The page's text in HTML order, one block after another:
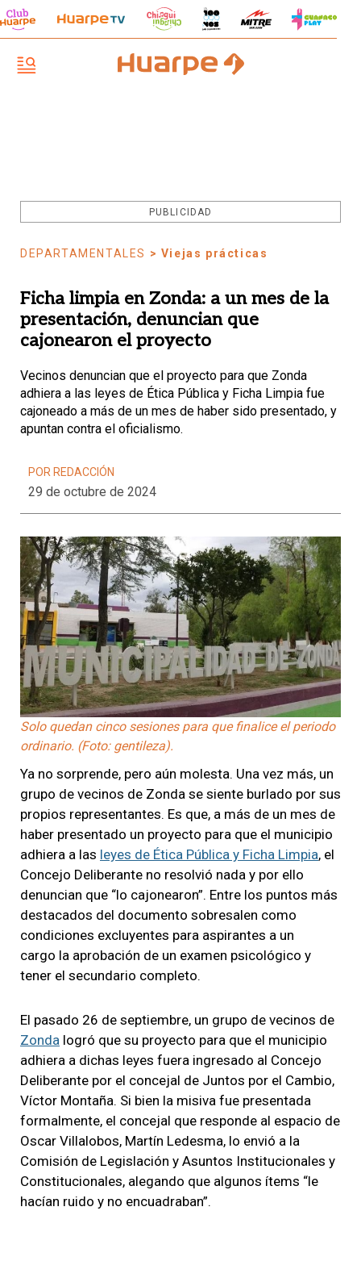
PUBLICIDAD
DEPARTAMENTALES > Viejas prácticas
Ficha limpia en Zonda: a un mes de la
presentación, denuncian que
cajonearon el proyecto
Vecinos denuncian que el proyecto para que Zonda
adhiera a las leyes de Ética Pública y Ficha Limpia fue
cajoneado a más de un mes de haber sido presentado, y
apuntan contra el oficialismo.
POR REDACCIÓN
29 de octubre de 2024
Solo quedan cinco sesiones para que finalice el periodo
ordinario. (Foto: gentileza).
Ya no sorprende, pero aún molesta. Una vez más, un
grupo de vecinos de Zonda se siente burlado por sus
propios representantes. Es que, a más de un mes de
haber presentado un proyecto para que el municipio
adhiera a las leyes de Ética Pública y Ficha Limpia, el
Concejo Deliberante no resolvió nada y por ello
denuncian que “lo cajonearon”. Entre los puntos más
destacados del documento sobresalen como
condiciones excluyentes para aspirantes a un
cargo la aprobación de un examen psicológico y
tener el secundario completo.
El pasado 26 de septiembre, un grupo de vecinos de
Zonda logró que su proyecto para que el municipio
adhiera a dichas leyes fuera ingresado al Concejo
Deliberante por el concejal de Juntos por el Cambio,
Víctor Montaña. Si bien la misiva fue presentada
formalmente, el concejal que responde al espacio de
Oscar Villalobos, Martín Ledesma, lo envió a la
Comisión de Legislación y Asuntos Institucionales y
Constitucionales, alegando que algunos ítems “le
hacían ruido y no encuadraban”.